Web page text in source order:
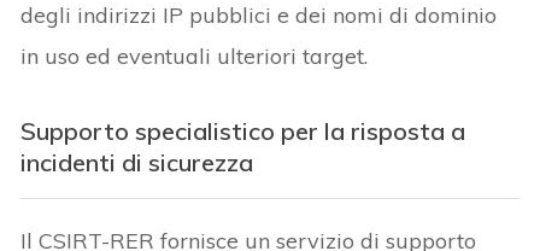
degli indirizzi IP pubblici e dei nomi di dominio
in uso ed eventuali ulteriori target.
Supporto specialistico per la risposta a
incidenti di sicurezza
Il CSIRT-RER fornisce un servizio di supporto